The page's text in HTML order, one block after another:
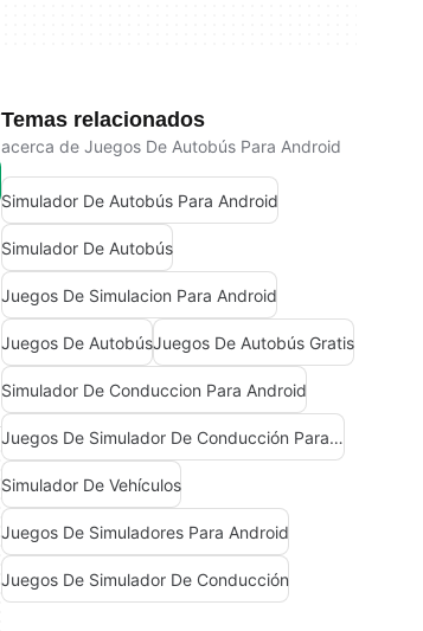
Temas relacionados
acerca de Juegos De Autobús Para Android
Simulador De Autobús Para Android
Simulador De Autobús
Juegos De Simulacion Para Android
Juegos De AutobúsJuegos De Autobús Gratis
Simulador De Conduccion Para Android
Juegos De Simulador De Conducción Para Android
Simulador De Vehículos
Juegos De Simuladores Para Android
Juegos De Simulador De Conducción